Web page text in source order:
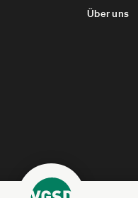
Über uns